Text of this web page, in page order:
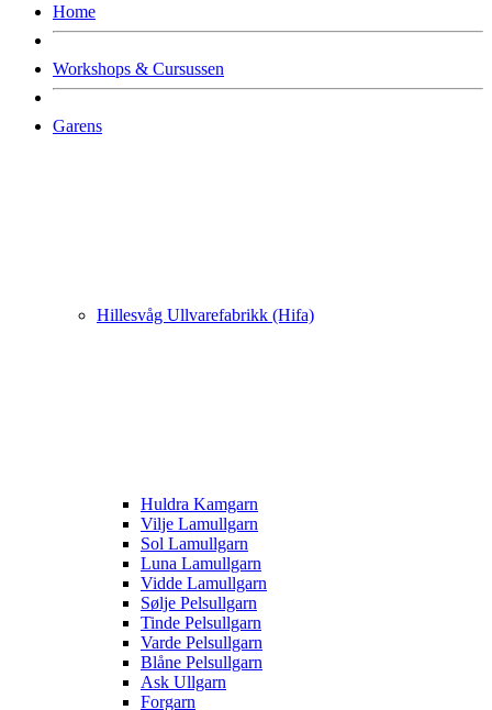
Home
Workshops & Cursussen
Garens
Hillesvåg Ullvarefabrikk (Hifa)
Huldra Kamgarn
Vilje Lamullgarn
Sol Lamullgarn
Luna Lamullgarn
Vidde Lamullgarn
Sølje Pelsullgarn
Tinde Pelsullgarn
Varde Pelsullgarn
Blåne Pelsullgarn
Ask Ullgarn
Forgarn